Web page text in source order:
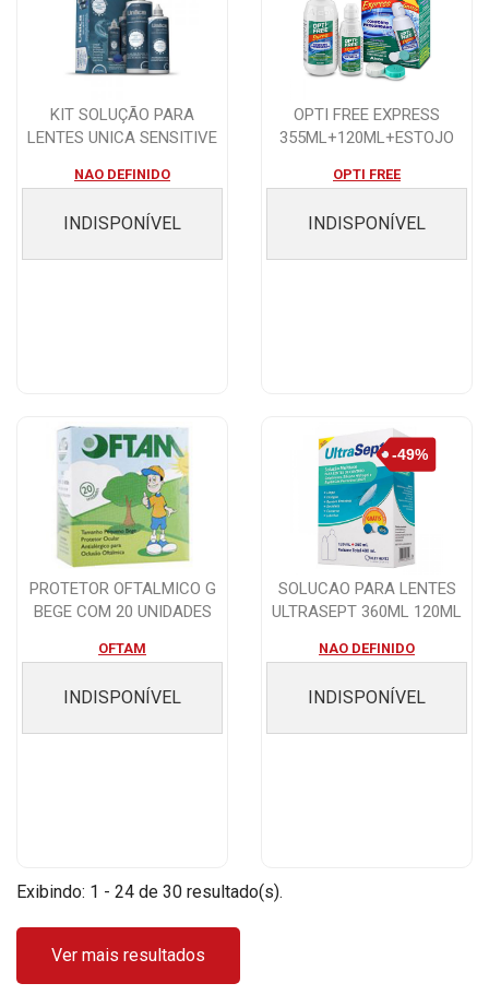
KIT SOLUÇÃO PARA
LENTES UNICA SENSITIVE
NAO DEFINIDO
INDISPONÍVEL
OPTI FREE EXPRESS
355ML+120ML+ESTOJO
OPTI FREE
INDISPONÍVEL
PROTETOR OFTALMICO G
BEGE COM 20 UNIDADES
OFTAM
INDISPONÍVEL
SOLUCAO PARA LENTES
ULTRASEPT 360ML 120ML
NAO DEFINIDO
INDISPONÍVEL
Exibindo: 1 - 24 de 30 resultado(s).
Ver mais resultados